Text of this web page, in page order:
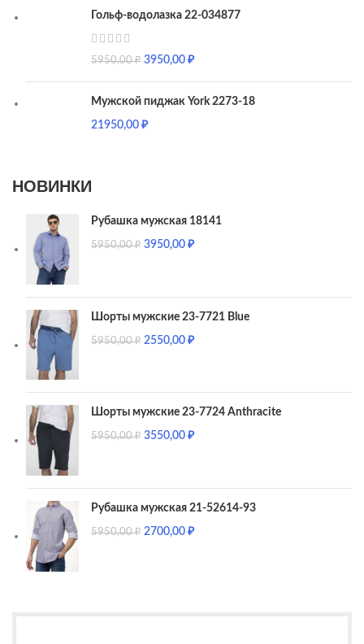
Гольф-водолазка 22-034877
5950,00₽ 3950,00₽
Мужской пиджак York 2273-18
21950,00₽
НОВИНКИ
Рубашка мужская 18141
5950,00₽ 3950,00₽
Шорты мужские 23-7721 Blue
5950,00₽ 2550,00₽
Шорты мужские 23-7724 Anthracite
5950,00₽ 3550,00₽
Рубашка мужская 21-52614-93
5950,00₽ 2700,00₽